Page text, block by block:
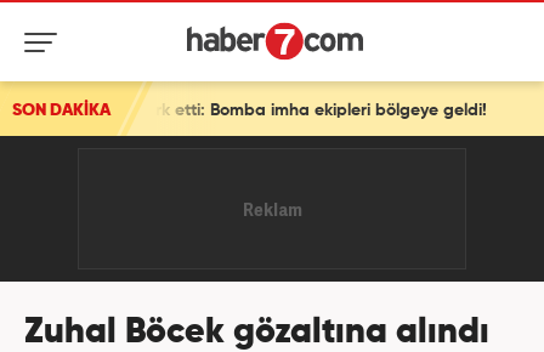
SON DAKİKA
etti: Bomba imha ekipleri bölgeye geldi!
Zuhal Böcek gözaltına alındı